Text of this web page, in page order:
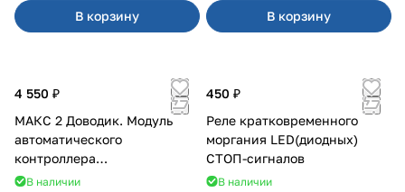
В корзину В корзину
4 550 ₽
МАКС 2 Доводик. Модуль
автоматического
контроллера
стеклоподъемников для
В наличии
450 ₽
Реле кратковременного
моргания LED(диодных)
СТОП-сигналов
В наличии